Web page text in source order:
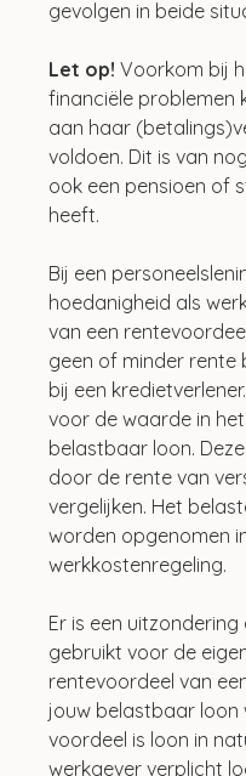
gevolgen in beide
Let op! Voorkom bij
financiële problemen
aan haar
voldoen. Dit is van
ook een pensioen of
heeft.
Bij een
hoedanigheid als
van een
geen of minder rente
bij een
voor de waarde in
belastbaar loon.
door de rente van
vergelijken. Het
worden opgenomen
werkkostenregeling.
Er is een
gebruikt voor de
rentevoordeel van
jouw belastbaar loon
voordeel is loon in
werkgever verplicht